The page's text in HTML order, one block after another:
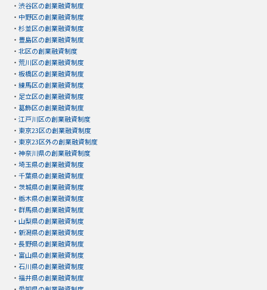
・ 渋谷区の創業融資制度
・ 中野区の創業融資制度
・ 杉並区の創業融資制度
・ 豊島区の創業融資制度
・ 北区の創業融資制度
・ 荒川区の創業融資制度
・ 板橋区の創業融資制度
・ 練馬区の創業融資制度
・ 足立区の創業融資制度
・ 葛飾区の創業融資制度
・ 江戸川区の創業融資制度
・ 東京23区の創業融資制度
・ 東京23区外の創業融資制度
・ 神奈川県の創業融資制度
・ 埼玉県の創業融資制度
・ 千葉県の創業融資制度
・ 茨城県の創業融資制度
・ 栃木県の創業融資制度
・ 群馬県の創業融資制度
・ 山梨県の創業融資制度
・ 新潟県の創業融資制度
・ 長野県の創業融資制度
・ 富山県の創業融資制度
・ 石川県の創業融資制度
・ 福井県の創業融資制度